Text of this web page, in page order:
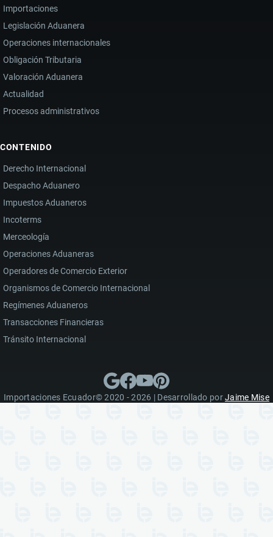
Importaciones
Legislación Aduanera
Operaciones internacionales
Obligación Tributaria
Valoración Aduanera
Actualidad
Procesos administrativos
CONTENIDO
Derecho Internacional
Despacho Aduanero
Impuestos Aduaneros
Incoterms
Merceología
Operaciones Aduaneras
Operadores de Comercio Exterior
Organismos de Comercio Internacional
Regímenes Aduaneros
Transacciones Financieras
Tránsito Internacional
Importaciones Ecuador© 2020 - 2026 | Desarrollado porJaime Mise